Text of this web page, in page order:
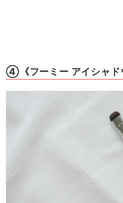
④《フーミー アイシャド